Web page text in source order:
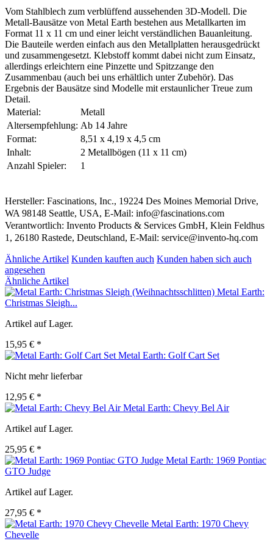
Vom Stahlblech zum verblüffend aussehenden 3D-Modell. Die
Metall-Bausätze von Metal Earth bestehen aus Metallkarten im
Format 11 x 11 cm und einer leicht verständlichen Bauanleitung.
Die Bauteile werden einfach aus den Metallplatten herausgedrückt
und zusammengesetzt. Klebstoff kommt dabei nicht zum Einsatz,
allerdings erleichtern eine Pinzette und Spitzzange den
Zusammenbau (auch bei uns erhältlich unter Zubehör). Das
Ergebnis der Bausätze sind Modelle mit erstaunlicher Treue zum
Detail.
Material:
Metall
Altersempfehlung: Ab 14 Jahre
Format:
8,51 x 4,19 x 4,5 cm
Inhalt:
2 Metallbögen (11 x 11 cm)
Anzahl Spieler:
1
Hersteller: Fascinations, Inc., 19224 Des Moines Memorial Drive,
WA 98148 Seattle, USA, E-Mail: info@fascinations.com
Verantwortlich: Invento Products & Services GmbH, Klein Feldhus
1, 26180 Rastede, Deutschland, E-Mail: service@invento-hq.com
Ähnliche Artikel Kunden kauften auch Kunden haben sich auch
angesehen
Ähnliche Artikel
Metal Earth:
Christmas Sleigh...
Artikel auf Lager.
15,95 € *
Metal Earth: Golf Cart Set
Nicht mehr lieferbar
12,95 € *
Metal Earth: Chevy Bel Air
Artikel auf Lager.
25,95 € *
Metal Earth: 1969 Pontiac
GTO Judge
Artikel auf Lager.
27,95 € *
Metal Earth: 1970 Chevy
Chevelle